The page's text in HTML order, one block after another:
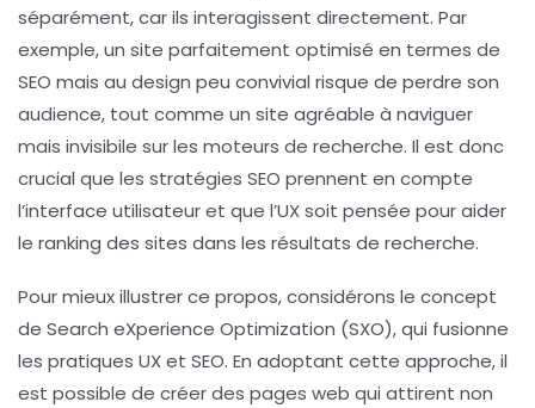
séparément, car ils interagissent directement. Par
exemple, un site parfaitement optimisé en termes de
SEO mais au design peu convivial risque de perdre son
audience, tout comme un site agréable à naviguer
mais invisibile sur les moteurs de recherche. Il est donc
crucial que les stratégies SEO prennent en compte
l’interface utilisateur et que l’UXsoit pensée pour aider
le ranking des sites dans les résultats de recherche.
Pour mieux illustrer ce propos, considérons le concept
de Search eXperience Optimization (SXO), qui fusionne
les pratiques UX et SEO. En adoptant cette approche, il
est possible de créer des pages web qui attirent non